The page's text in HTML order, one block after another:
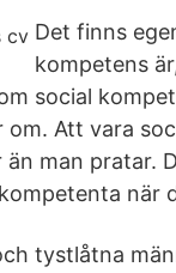
Det finns
kompetens
social
om. Att vara
man pratar.
när
tystlåtna